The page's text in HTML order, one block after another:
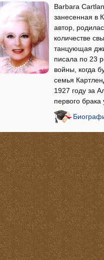
Barbara
занесенная в
автор,
количестве
танцующая
писала по 23
войны, когда
семья
1927 году за
первого